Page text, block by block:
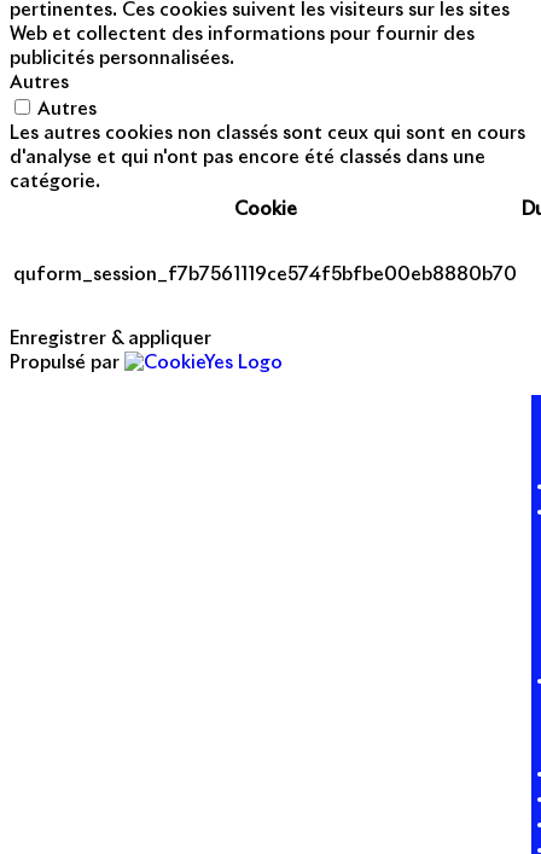
pertinentes. Ces cookies suivent les visiteurs sur les sites
Web et collectent des informations pour fournir des
publicités personnalisées.
Autres
Autres
Les autres cookies non classés sont ceux qui sont en cours
d'analyse et qui n'ont pas encore été classés dans une
catégorie.
Cookie
quform_session_f7b7561119ce574f5bfbe00eb8880b70
Enregistrer & appliquer
Propulsé par